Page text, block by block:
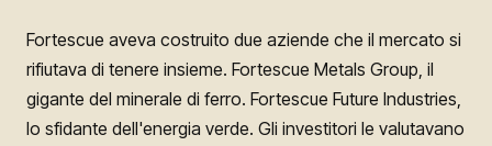
Fortescue aveva costruito due aziende che il mercato si
rifiutava di tenere insieme. Fortescue Metals Group, il
gigante del minerale di ferro. Fortescue Future Industries,
lo sfidante dell'energia verde. Gli investitori le valutavano